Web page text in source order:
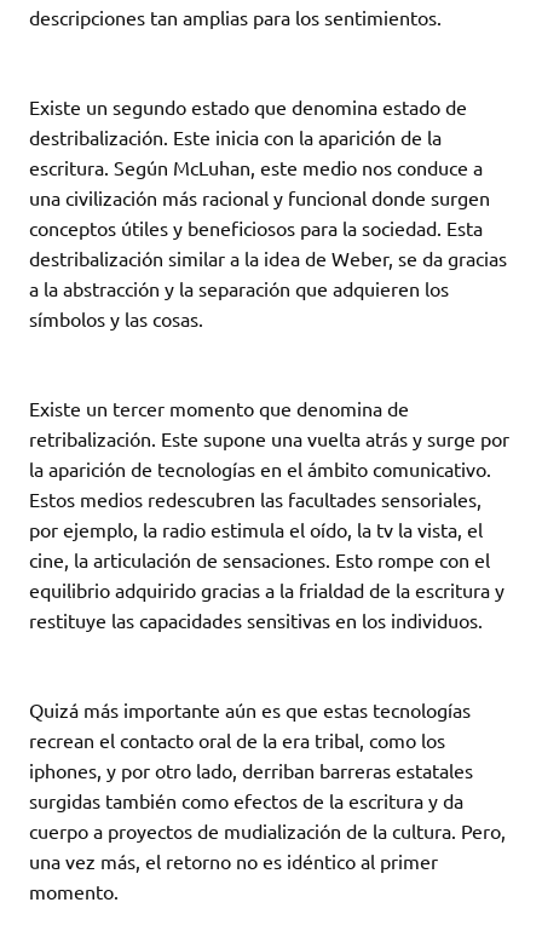
descripciones tan amplias para los sentimientos.
Existe un segundo estado que denomina estado de
destribalización. Este inicia con la aparición de la
escritura. Según McLuhan, este medio nos conduce a
una civilización más racional y funcional donde surgen
conceptos útiles y beneficiosos para la sociedad. Esta
destribalización similar a la idea de Weber, se da gracias
a la abstracción y la separación que adquieren los
símbolos y las cosas.
Existe un tercer momento que denomina de
retribalización. Este supone una vuelta atrás y surge por
la aparición de tecnologías en el ámbito comunicativo.
Estos medios redescubren las facultades sensoriales,
por ejemplo, la radio estimula el oído, la tv la vista, el
cine, la articulación de sensaciones. Esto rompe con el
equilibrio adquirido gracias a la frialdad de la escritura y
restituye las capacidades sensitivas en los individuos.
Quizá más importante aún es que estas tecnologías
recrean el contacto oral de la era tribal, como los
iphones, y por otro lado, derriban barreras estatales
surgidas también como efectos de la escritura y da
cuerpo a proyectos de mudialización de la cultura. Pero,
una vez más, el retorno no es idéntico al primer
momento.